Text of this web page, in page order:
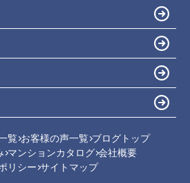
覧 お客様の声一覧 ブログトップ
マンションカタログ 会社概要
リシー サイトマップ